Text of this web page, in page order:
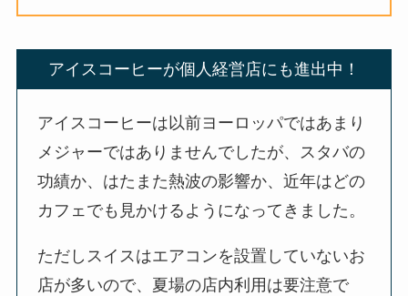
アイスコーヒーが個人経営店にも進出中！
アイスコーヒーは以前ヨーロッパではあまり
メジャーではありませんでしたが、スタバの
功績か、はたまた熱波の影響か、近年はどの
カフェでも見かけるようになってきました。
ただしスイスはエアコンを設置していないお
店が多いので、夏場の店内利用は要注意で